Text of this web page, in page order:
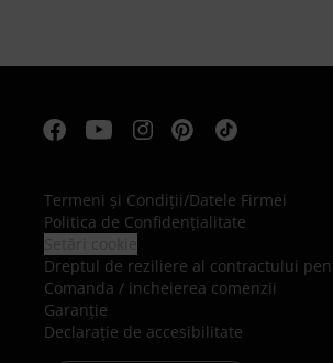
Termeni şi Condiţii/Datele Firmei
Politica de Confidenţialitate
Dreptul de reziliere al contractului
Comanda / incheierea comenzii
Garanție
Declarație de accesibilitate